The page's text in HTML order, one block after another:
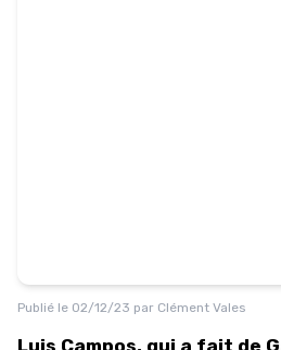
Publié le 02/12/23 par Clément Vales
Luis Campos, qui a fait de